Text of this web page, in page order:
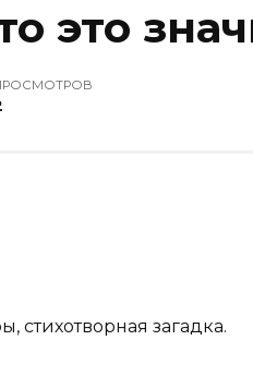
это
стихотворная загадка.